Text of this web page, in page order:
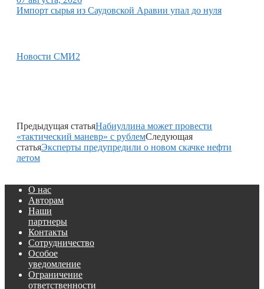
Импорт сырья из Саудовской Аравии упал до нуля
Новости СМИ2
Предыдущая статьяНабиуллина может провести
«тактический маневр» с рублемСледующая
статьяЭксперты предупредили о новом скачке нефти
летом
О нас
Авторам
Наши
партнеры
Контакты
Сотрудничество
Особое
уведомление
Ограничение
ответственности